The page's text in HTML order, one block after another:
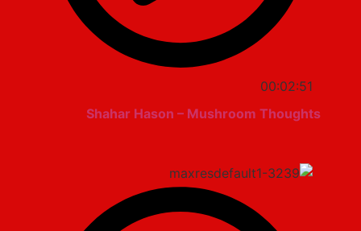
00:02:51
Shahar Hason – Mushroom Thoughts